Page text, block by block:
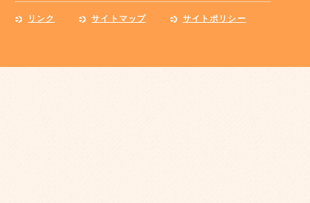
リンク サイトマップ サイトポリシー